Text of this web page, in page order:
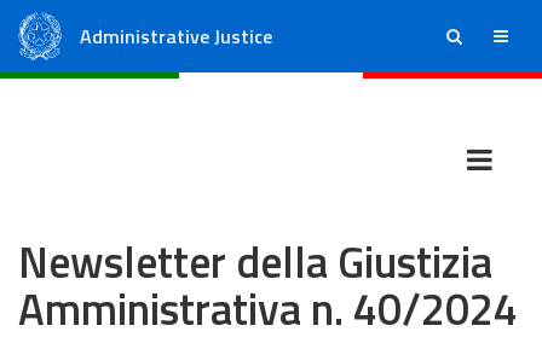
Administrative Justice ricerca menu
Newsletter della Giustizia
Amministrativa n. 40/2024